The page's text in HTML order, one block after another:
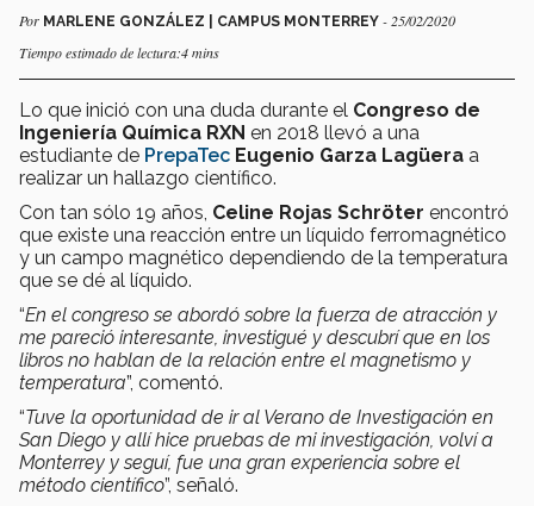
Por MARLENE GONZÁLEZ | CAMPUS MONTERREY - 25/02/2020
Tiempo estimado de lectura:4 mins
Lo que inició con una duda durante el Congreso de
Ingeniería Química RXN en 2018 llevó a una
estudiante de PrepaTec Eugenio Garza Lagüera a
realizar un hallazgo científico.
Con tan sólo 19 años, Celine Rojas Schröter encontró
que existe una reacción entre un líquido ferromagnético
y un campo magnético dependiendo de la temperatura
que se dé al líquido.
“En el congreso se abordó sobre la fuerza de atracción y
me pareció interesante, investigué y descubrí que en los
libros no hablan de la relación entre el magnetismo y
temperatura”, comentó.
“Tuve la oportunidad de ir al Verano de Investigación en
San Diego y allí hice pruebas de mi investigación, volví a
Monterrey y seguí, fue una gran experiencia sobre el
método científico”, señaló.